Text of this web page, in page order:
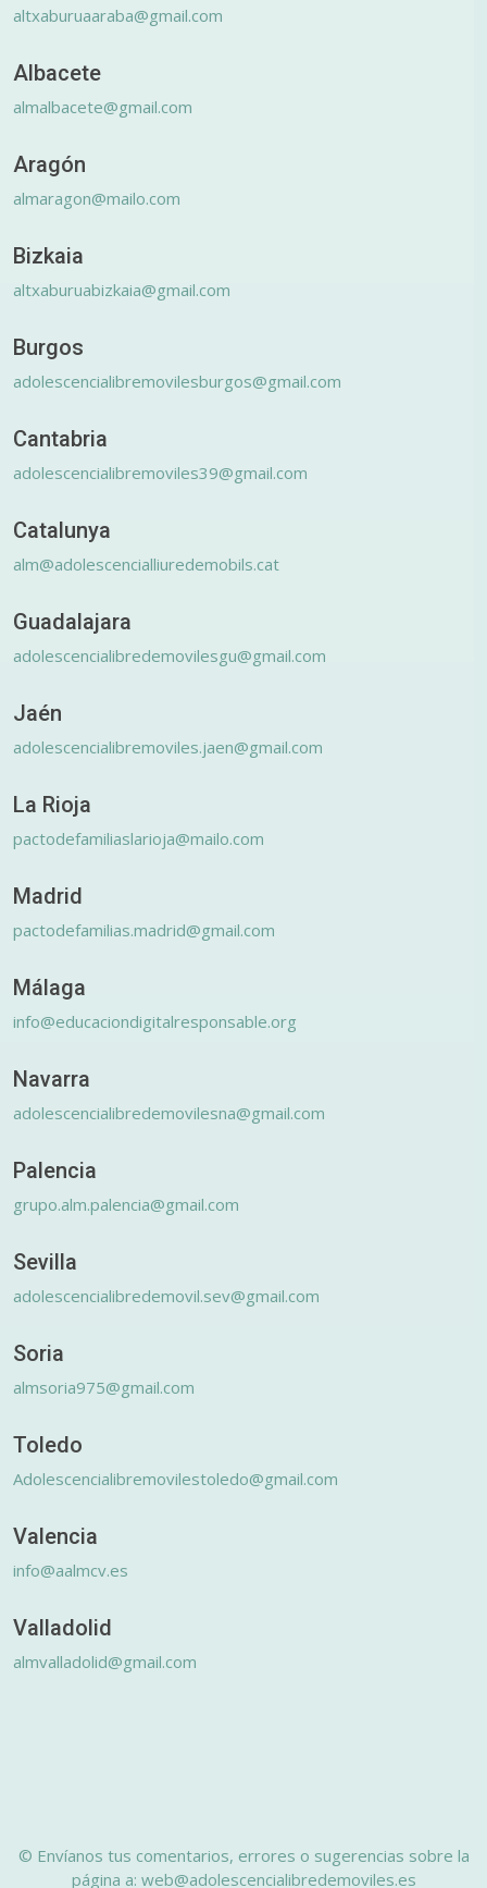
altxaburuaaraba@gmail.com
Albacete
almalbacete@gmail.com
Aragón
almaragon@mailo.com
Bizkaia
altxaburuabizkaia@gmail.com
Burgos
adolescencialibremovilesburgos@gmail.com
Cantabria
adolescencialibremoviles39@gmail.com
Catalunya
alm@adolescencialliuredemobils.cat
Guadalajara
adolescencialibredemovilesgu@gmail.com
Jaén
adolescencialibremoviles.jaen@gmail.com
La Rioja
pactodefamiliaslarioja@mailo.com
Madrid
pactodefamilias.madrid@gmail.com
Málaga
info@educaciondigitalresponsable.org
Navarra
adolescencialibredemovilesna@gmail.com
Palencia
grupo.alm.palencia@gmail.com
Sevilla
adolescencialibredemovil.sev@gmail.com
Soria
almsoria975@gmail.com
Toledo
Adolescencialibremovilestoledo@gmail.com
Valencia
info@aalmcv.es
Valladolid
almvalladolid@gmail.com
© Envíanos tus comentarios, errores o sugerencias sobre la
página a: web@adolescencialibredemoviles.es